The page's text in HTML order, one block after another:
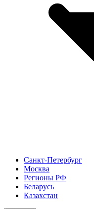
Санкт-Петербург
Москва
Регионы РФ
Беларусь
Казахстан